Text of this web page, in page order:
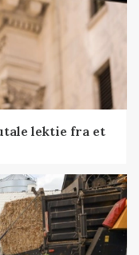
lektie fra et